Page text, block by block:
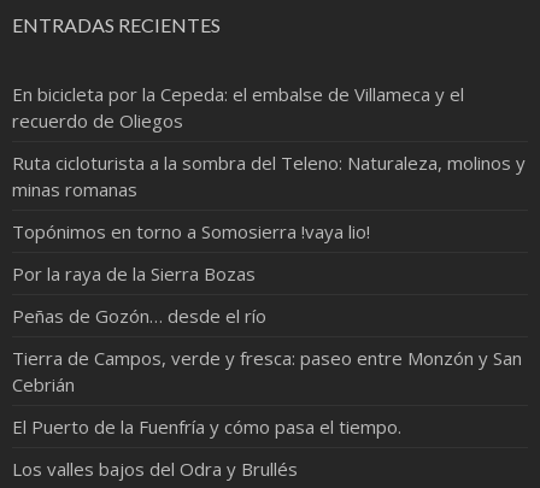
ENTRADAS RECIENTES
En bicicleta por la Cepeda: el embalse de Villameca y el
recuerdo de Oliegos
Ruta cicloturista a la sombra del Teleno: Naturaleza, molinos y
minas romanas
Topónimos en torno a Somosierra !vaya lio!
Por la raya de la Sierra Bozas
Peñas de Gozón… desde el río
Tierra de Campos, verde y fresca: paseo entre Monzón y San
Cebrián
El Puerto de la Fuenfría y cómo pasa el tiempo.
Los valles bajos del Odra y Brullés